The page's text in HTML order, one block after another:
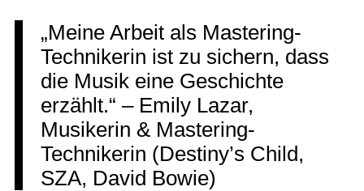
„Meine Arbeit als Mastering-
Technikerin ist zu sichern, dass
die Musik eine Geschichte
erzählt.“ – Emily Lazar,
Musikerin & Mastering-
Technikerin (Destiny’s Child,
SZA, David Bowie)